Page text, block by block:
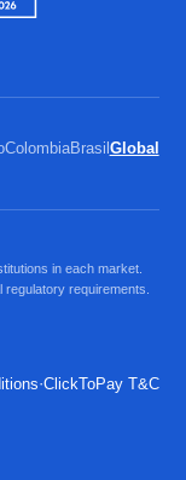
ColombiaBrasilGlobal
in each market.
requirements.
·ClickToPay T&C